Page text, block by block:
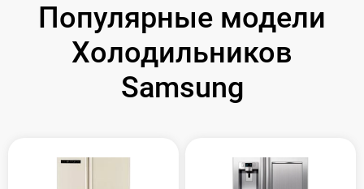
Популярные модели
Холодильников
Samsung